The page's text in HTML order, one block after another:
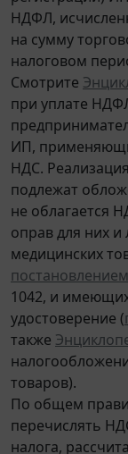
НДФЛ,
на сумму
налоговом
Смотрите
при уплате
ИП,
НДС.
подлежат
не облагается
оправ для них и
медицинских
постановлением
1042, и
удостоверение (
также
товаров).
По общем
перечислять
налога,